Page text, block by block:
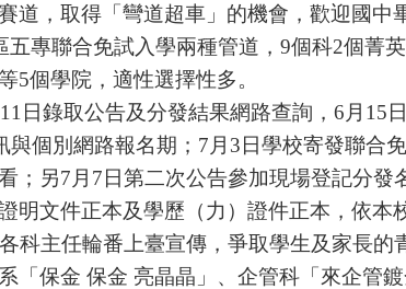
，取得「彎道超車」的機會，歡迎國中
專聯合免試入學兩種管道， 9個科2個菁
5個學院，適性選擇性多。
11 日錄取公告及分發結果網路查詢， 6 月 15
與個別網路報名期； 7 月 3 日學校寄發聯合
；另7 月 7 日第二次公告參加現場登記分發
文件正本及學歷（力）證件正本，依本
科主任輪番上臺宣傳，爭取學生及家長
保金 保金 亮晶晶」、企管科「來企管